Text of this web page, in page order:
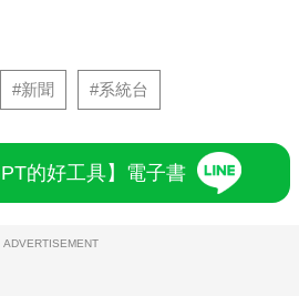
#新聞 #系統台
的好工具】電子書
ADVERTISEMENT